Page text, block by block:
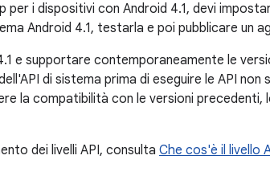
per i dispositivi con Android 4.1, devi
Android 4.1, testarla e poi pubblicare un
e supportare contemporaneamente le
di sistema prima di eseguire le API
la compatibilità con le versioni precedenti,
dei livelli API, consulta Che cos'è il livello